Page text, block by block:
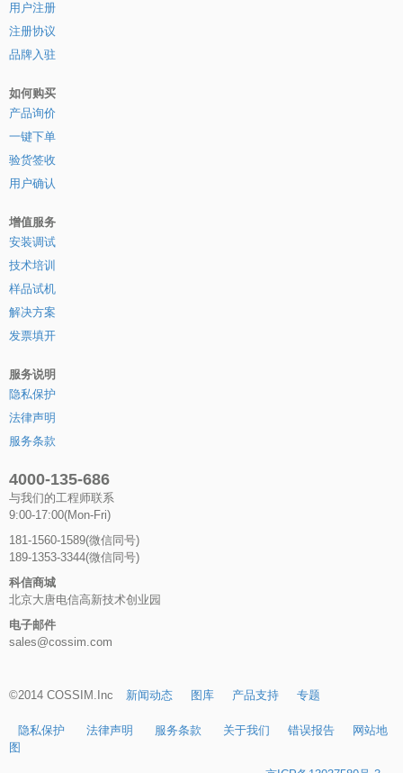
用户注册
注册协议
品牌入驻
如何购买
产品询价
一键下单
验货签收
用户确认
增值服务
安装调试
技术培训
样品试机
解决方案
发票填开
服务说明
隐私保护
法律声明
服务条款
4000-135-686
与我们的工程师联系
9:00-17:00(Mon-Fri)
181-1560-1589(微信同号)
189-1353-3344(微信同号)
科信商城
北京大唐电信高新技术创业园
电子邮件
sales@cossim.com
©2014 COSSIM.Inc 新闻动态 图库 产品支持 专题
隐私保护 法律声明 服务条款 关于我们 错误报告
网站地
图